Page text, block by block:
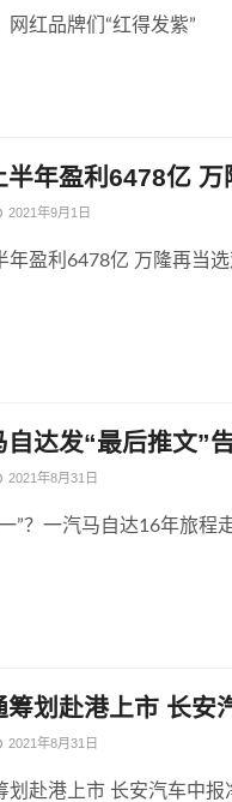
网红品牌们“红得发紫”
半年盈利6478亿
2021年9月1日
年盈利6478亿 万隆再当
自达发“最后推文”
2021年8月31日
”？一汽马自达16年旅程
筹划赴港上市 长安
2021年8月31日
划赴港上市 长安汽车中报